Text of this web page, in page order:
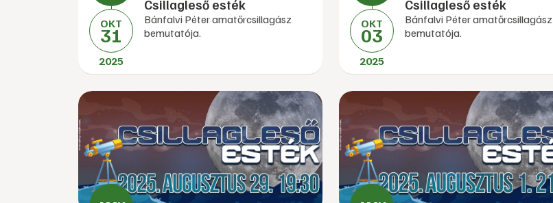
OKT
31
2025
Csillagleső esték
Bánfalvi Péter amatőrcsillagász
bemutatója.
OKT
03
2025
Csillagleső esték
Bánfalvi Péter amatőrcsillagász
bemutatója.